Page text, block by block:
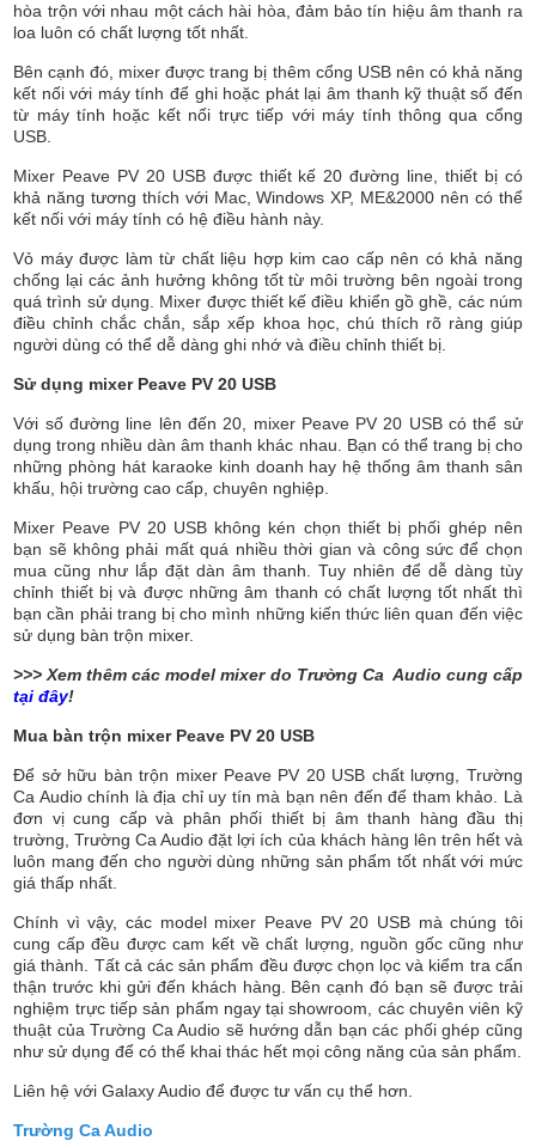
hòa trộn với nhau một cách hài hòa, đảm bảo tín hiệu âm thanh ra
loa luôn có chất lượng tốt nhất.
Bên cạnh đó, mixer được trang bị thêm cổng USB nên có khả năng
kết nối với máy tính để ghi hoặc phát lại âm thanh kỹ thuật số đến
từ máy tính hoặc kết nối trực tiếp với máy tính thông qua cổng
USB.
Mixer Peave PV 20 USB được thiết kế 20 đường line, thiết bị có
khả năng tương thích với Mac, Windows XP, ME&2000 nên có thể
kết nối với máy tính có hệ điều hành này.
Vỏ máy được làm từ chất liệu hợp kim cao cấp nên có khả năng
chống lại các ảnh hưởng không tốt từ môi trường bên ngoài trong
quá trình sử dụng. Mixer được thiết kế điều khiển gồ ghề, các núm
điều chỉnh chắc chắn, sắp xếp khoa học, chú thích rõ ràng giúp
người dùng có thể dễ dàng ghi nhớ và điều chỉnh thiết bị.
Sử dụng mixer Peave PV 20 USB
Với số đường line lên đến 20, mixer Peave PV 20 USB có thể sử
dụng trong nhiều dàn âm thanh khác nhau. Bạn có thể trang bị cho
những phòng hát karaoke kinh doanh hay hệ thống âm thanh sân
khấu, hội trường cao cấp, chuyên nghiệp.
Mixer Peave PV 20 USB không kén chọn thiết bị phối ghép nên
bạn sẽ không phải mất quá nhiều thời gian và công sức để chọn
mua cũng như lắp đặt dàn âm thanh. Tuy nhiên để dễ dàng tùy
chỉnh thiết bị và được những âm thanh có chất lượng tốt nhất thì
bạn cần phải trang bị cho mình những kiến thức liên quan đến việc
sử dụng bàn trộn mixer.
>>> Xem thêm các model mixer do Trường Ca Audio cung cấp
tại đây!
Mua bàn trộn mixer Peave PV 20 USB
Để sở hữu bàn trộn mixer Peave PV 20 USB chất lượng, Trường
Ca Audio chính là địa chỉ uy tín mà bạn nên đến để tham khảo. Là
đơn vị cung cấp và phân phối thiết bị âm thanh hàng đầu thị
trường, Trường Ca Audio đặt lợi ích của khách hàng lên trên hết và
luôn mang đến cho người dùng những sản phẩm tốt nhất với mức
giá thấp nhất.
Chính vì vậy, các model mixer Peave PV 20 USB mà chúng tôi
cung cấp đều được cam kết về chất lượng, nguồn gốc cũng như
giá thành. Tất cả các sản phẩm đều được chọn lọc và kiểm tra cẩn
thận trước khi gửi đến khách hàng. Bên cạnh đó bạn sẽ được trải
nghiệm trực tiếp sản phẩm ngay tại showroom, các chuyên viên kỹ
thuật của Trường Ca Audio sẽ hướng dẫn bạn các phối ghép cũng
như sử dụng để có thể khai thác hết mọi công năng của sản phẩm.
Liên hệ với Galaxy Audio để được tư vấn cụ thể hơn.
Trường Ca Audio